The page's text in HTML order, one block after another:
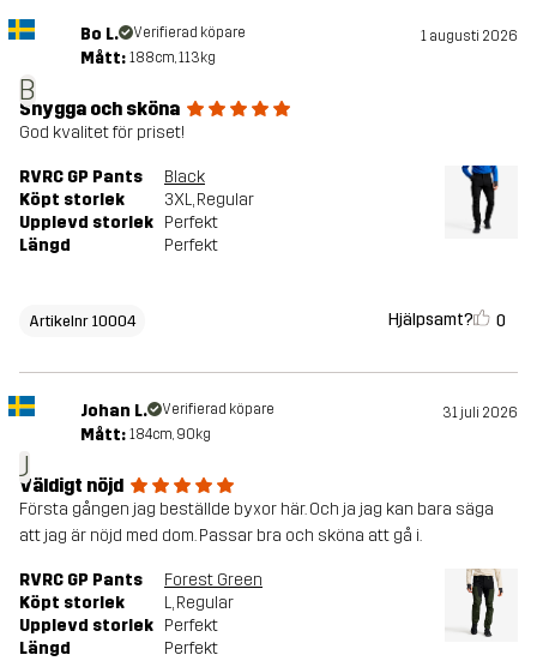
B
Bo L. Verifierad köpare 1 augusti 2026
Mått: 188cm, 113kg
Snygga och sköna
God kvalitet för priset!
RVRC GP Pants
Black
Köpt storlek
3XL, Regular
Upplevd storlek Perfekt
Längd
Perfekt
Artikelnr 10004 Hjälpsamt? 0
J
Johan L. Verifierad köpare 31 juli 2026
Mått: 184cm, 90kg
Väldigt nöjd
Första gången jag beställde byxor här. Och ja jag kan bara säga
att jag är nöjd med dom. Passar bra och sköna att gå i.
RVRC GP Pants
Forest Green
Köpt storlek
L, Regular
Upplevd storlek Perfekt
Längd
Perfekt